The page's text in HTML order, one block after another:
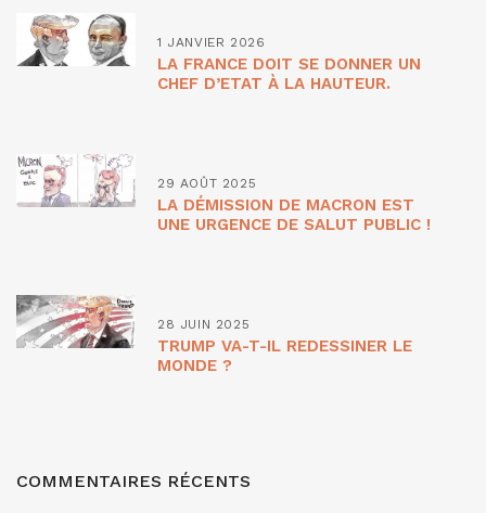
1 JANVIER 2026
LA FRANCE DOIT SE DONNER UN
CHEF D’ETAT À LA HAUTEUR.
29 AOÛT 2025
LA DÉMISSION DE MACRON EST
UNE URGENCE DE SALUT PUBLIC !
28 JUIN 2025
TRUMP VA-T-IL REDESSINER LE
MONDE ?
COMMENTAIRES RÉCENTS